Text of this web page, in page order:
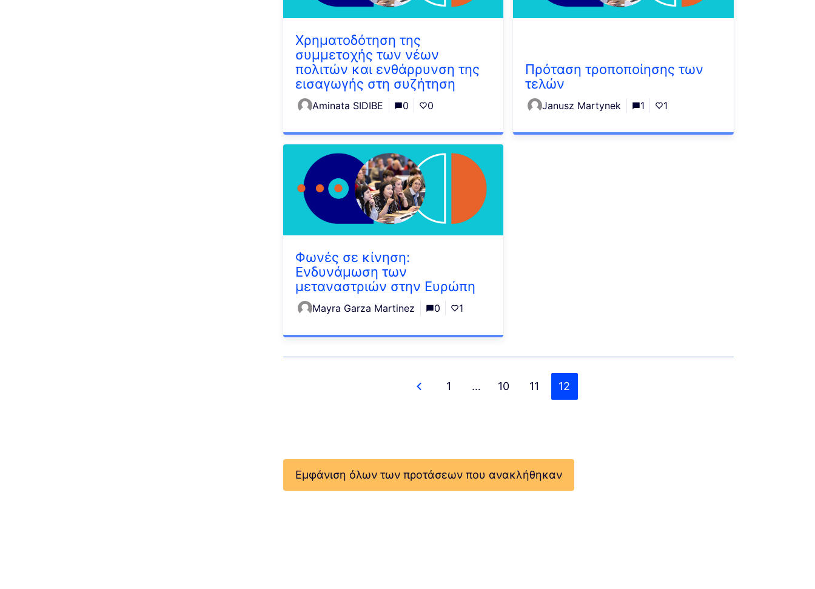
Χρηματοδότηση της
συμμετοχής των νέων
πολιτών και ενθάρρυνση της
εισαγωγής στη συζήτηση
Aminata SIDIBE 0 0
Πρόταση τροποποίησης των
τελών
Janusz Martynek 1 1
Φωνές σε κίνηση:
Ενδυνάμωση των
μεταναστριών στην Ευρώπη
Mayra Garza Martinez 0 1
1 … 10 11 12
Εμφάνιση όλων των προτάσεων που ανακλήθηκαν